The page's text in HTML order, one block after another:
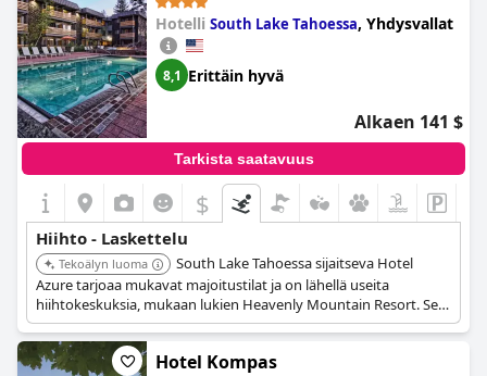
Hotelli South Lake Tahoessa, Yhdysvallat
8,1 Erittäin hyvä
Alkaen 141 $
Tarkista saatavuus
$
Hiihto - Laskettelu
Tekoälyn luoma
South Lake Tahoessa sijaitseva Hotel
Azure tarjoaa mukavat majoitustilat ja on lähellä useita
hiihtokeskuksia, mukaan lukien Heavenly Mountain Resort. Se
tarjoaa kätevän tukikohdan alueen laskettelurinteiden
tutkimiseen.
Hotel Kompas